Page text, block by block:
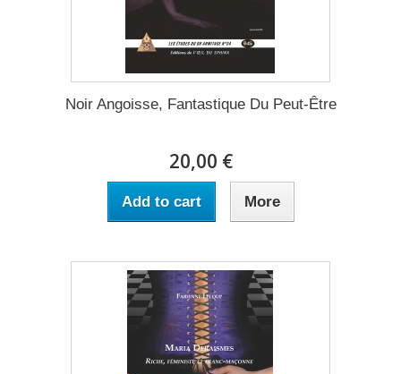
Noir Angoisse, Fantastique Du Peut-Être
20,00 €
Add to cart More